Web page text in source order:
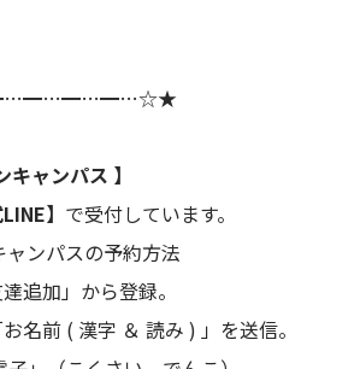
キャンパス 】
】 で受付しています。
ャンパスの予約方法
追加」から登録。
名前 ( 漢字 ＆ 読み ) 」を送信。